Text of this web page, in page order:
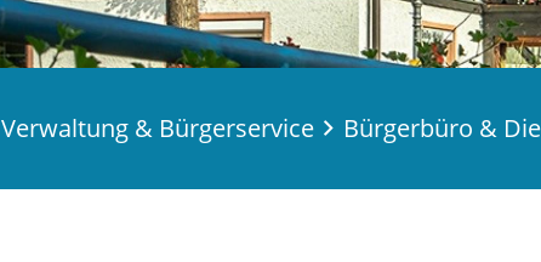
Verwaltung & Bürgerservice Bürgerbüro &